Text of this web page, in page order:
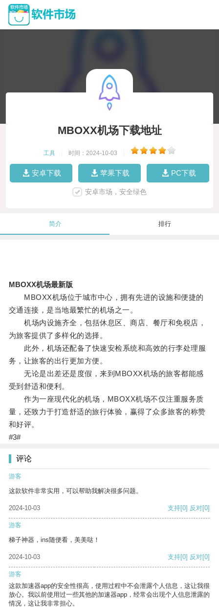
MBOXX机场下载地址
工具 时间：2024-10-03
安卓下载 苹果下载 PC下载
安卓市场，安全绿色
简介 排行
MBOXX机场最新版
MBOXX机场位于城市中心，拥有先进的设施和便捷的
交通连接，是当地最繁忙的机场之一。
机场内设施齐全，包括休息区、商店、餐厅和免税店，
为旅客提供了多样化的选择。
此外，机场还配备了快速安检系统和高效的行李处理服
务，让旅客的出行更加方便。
无论是出差还是度假，来到MBOXX机场的旅客都能感
受到舒适和便利。
作为一座现代化的机场，MBOXX机场不仅注重服务质
量，还致力于打造舒适的旅行体验，赢得了众多旅客的称赞
和好评。
#3#
评论
游客
这款软件非常实用，可以帮助我解决很多问题。
2024-10-03 支持[0] 反对[0]
游客
梯子神器，ins随便看，美美哒！
2024-10-03 支持[0] 反对[0]
游客
这款加速器app的安全性很高，使用过程中不会泄露个人信息，这让我很
放心。我以前使用过一些其他的加速器app，经常会出现个人信息泄露的
情况，这让我非常担心。